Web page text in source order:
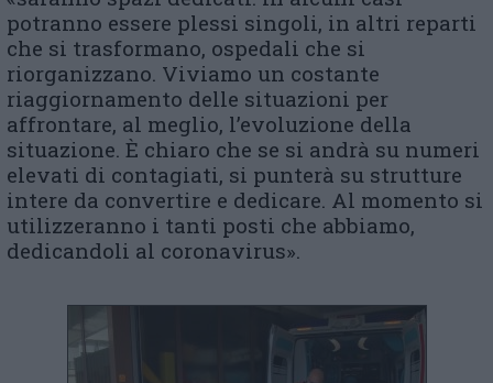
potranno essere plessi singoli, in altri reparti
che si trasformano, ospedali che si
riorganizzano. Viviamo un costante
riaggiornamento delle situazioni per
affrontare, al meglio, l’evoluzione della
situazione. È chiaro che se si andrà su numeri
elevati di contagiati, si punterà su strutture
intere da convertire e dedicare. Al momento si
utilizzeranno i tanti posti che abbiamo,
dedicandoli al coronavirus».